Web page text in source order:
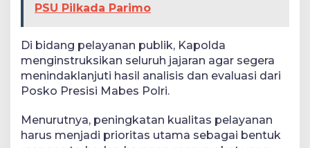
PSU Pilkada Parimo
Di bidang pelayanan publik, Kapolda
menginstruksikan seluruh jajaran agar segera
menindaklanjuti hasil analisis dan evaluasi dari
Posko Presisi Mabes Polri.
Menurutnya, peningkatan kualitas pelayanan
harus menjadi prioritas utama sebagai bentuk